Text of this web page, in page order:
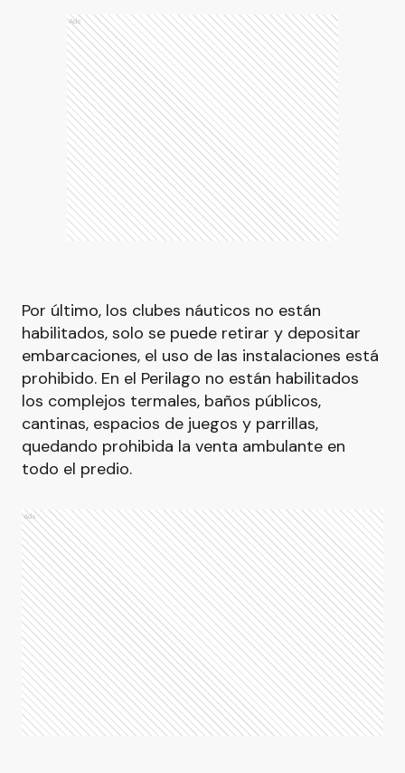
Ads
Por último, los clubes náuticos no están
habilitados, solo se puede retirar y depositar
embarcaciones, el uso de las instalaciones está
prohibido. En el Perilago no están habilitados
los complejos termales, baños públicos,
cantinas, espacios de juegos y parrillas,
quedando prohibida la venta ambulante en
todo el predio.
Ads